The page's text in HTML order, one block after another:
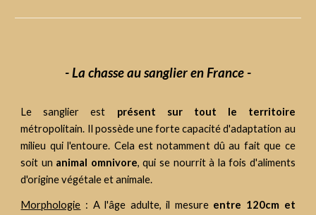
- La chasse au sanglier en France -
Le sanglier est présent sur tout le territoire
métropolitain. Il possède une forte capacité d'adaptation au
milieu qui l'entoure. Cela est notamment dû au fait que ce
soit un animal omnivore, qui se nourrit à la fois d'aliments
d'origine végétale et animale.
Morphologie : A l'âge adulte, il mesureentre 120cm et